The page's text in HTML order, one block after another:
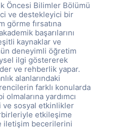
Öncesi Bilimler Bölümü
ve destekleyici bir
görme fırsatına
başarılarını
kaynaklar ve
deneyimli öğretim
ilgi göstererek
ve rehberlik yapar.
alanlarındaki
farklı konularda
yardımcı
ve sosyal etkinlikler
etkileşime
iletişim becerilerini